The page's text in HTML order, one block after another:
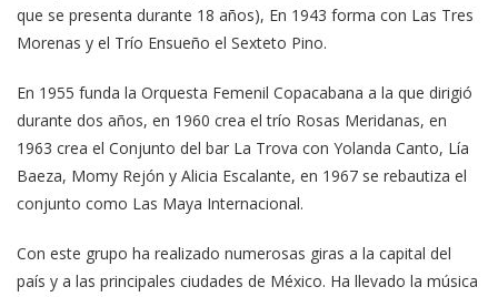
que se presenta durante 18 años), En 1943 forma con Las Tres
Morenas y el Trío Ensueño el Sexteto Pino.
En 1955 funda la Orquesta Femenil Copacabana a la que dirigió
durante dos años, en 1960 crea el trío Rosas Meridanas, en
1963 crea el Conjunto del bar La Trova con Yolanda Canto, Lía
Baeza, Momy Rejón y Alicia Escalante, en 1967 se rebautiza el
conjunto como Las Maya Internacional.
Con este grupo ha realizado numerosas giras a la capital del
país y a las principales ciudades de México. Ha llevado la música